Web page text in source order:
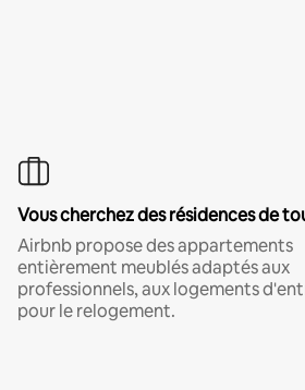
Vous cherchez des résidences de
Airbnb propose des appartements
entièrement meublés adaptés aux
professionnels, aux logements
pour le relogement.